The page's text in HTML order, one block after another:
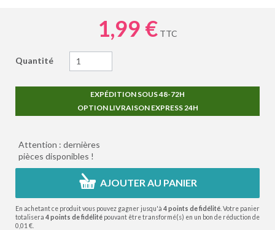
1,99 € TTC
Quantité
EXPÉDITION SOUS 48-72H
OPTION LIVRAISON EXPRESS 24H
Attention : dernières
pièces disponibles !
AJOUTER AU PANIER
En achetant ce produit vous pouvez gagner jusqu'à 4points de fidélité . Votre panier
totalisera 4points de fidélité pouvant être transformé(s) en un bon de réduction de
0,01 €